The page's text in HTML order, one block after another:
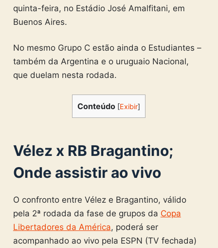
quinta-feira, no Estádio José Amalfitani, em
Buenos Aires.
No mesmo Grupo C estão ainda o Estudiantes –
também da Argentina e o uruguaio Nacional,
que duelam nesta rodada.
Conteúdo [Exibir]
Vélez x RB Bragantino;
Onde assistir ao vivo
O confronto entre Vélez e Bragantino, válido
pela 2ª rodada da fase de grupos da Copa
Libertadores da América, poderá ser
acompanhado ao vivo pela ESPN (TV fechada)